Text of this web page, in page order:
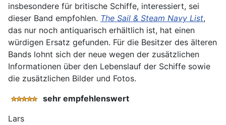
insbesondere für britische Schiffe, interessiert, sei
dieser Band empfohlen. The Sail & Steam Navy List,
das nur noch antiquarisch erhältlich ist, hat einen
würdigen Ersatz gefunden. Für die Besitzer des älteren
Bands lohnt sich der neue wegen der zusätzlichen
Informationen über den Lebenslauf der Schiffe sowie
die zusätzlichen Bilder und Fotos.
sehr empfehlenswert
Lars